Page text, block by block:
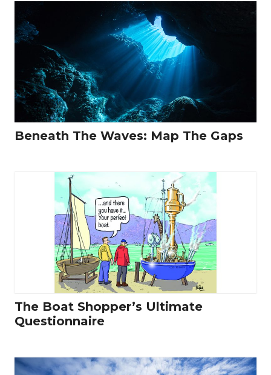
Beneath The Waves: Map The Gaps
The Boat Shopper’s Ultimate
Questionnaire